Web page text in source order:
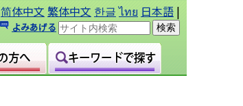
简体中文 繁体中文 한글 ไทย 日本語 |
よみあげる